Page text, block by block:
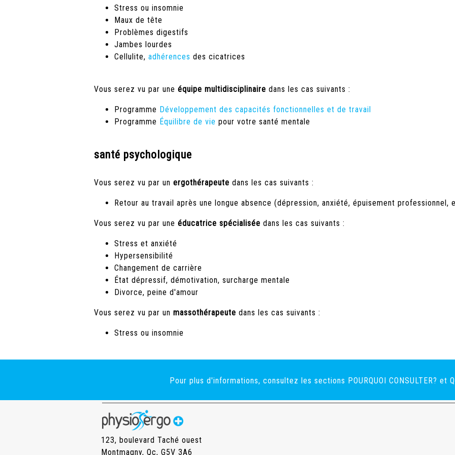
Stress ou insomnie
Maux de tête
Problèmes digestifs
Jambes lourdes
Cellulite, adhérences des cicatrices
Vous serez vu par une équipe multidisciplinaire dans les cas suivants :
Programme Développement des capacités fonctionnelles et de travail
Programme Équilibre de vie pour votre santé mentale
santé psychologique
Vous serez vu par un ergothérapeute dans les cas suivants :
Retour au travail après une longue absence (dépression, anxiété, épuisement professionnel,
Vous serez vu par une éducatrice spécialisée dans les cas suivants :
Stress et anxiété
Hypersensibilité
Changement de carrière
État dépressif, démotivation, surcharge mentale
Divorce, peine d'amour
Vous serez vu par un massothérapeute dans les cas suivants :
Stress ou insomnie
Pour plus d'informations, consultez les sections POURQUOI CONSULTER? et
123, boulevard Taché ouest
Montmagny, Qc, G5V 3A6